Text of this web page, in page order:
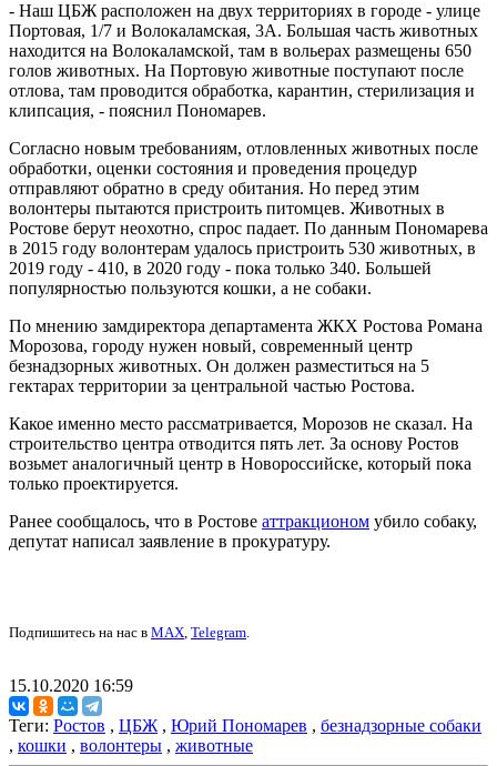
- Наш ЦБЖ расположен на двух территориях в городе - улице
Портовая, 1/7 и Волокаламская, 3А. Большая часть животных
находится на Волокаламской, там в вольерах размещены 650
голов животных. На Портовую животные поступают после
отлова, там проводится обработка, карантин, стерилизация и
клипсация, - пояснил Пономарев.
Согласно новым требованиям, отловленных животных после
обработки, оценки состояния и проведения процедур
отправляют обратно в среду обитания. Но перед этим
волонтеры пытаются пристроить питомцев. Животных в
Ростове берут неохотно, спрос падает. По данным Пономарева
в 2015 году волонтерам удалось пристроить 530 животных, в
2019 году - 410, в 2020 году - пока только 340. Большей
популярностью пользуются кошки, а не собаки.
По мнению замдиректора департамента ЖКХ Ростова Романа
Морозова, городу нужен новый, современный центр
безнадзорных животных. Он должен разместиться на 5
гектарах территории за центральной частью Ростова.
Какое именно место рассматривается, Морозов не сказал. На
строительство центра отводится пять лет. За основу Ростов
возьмет аналогичный центр в Новороссийске, который пока
только проектируется.
Ранее сообщалось, что в Ростове аттракционом убило собаку,
депутат написал заявление в прокуратуру.
Подпишитесь на нас в MAX, Telegram.
15.10.2020 16:59
Теги: Ростов , ЦБЖ , Юрий Пономарев , безнадзорные собаки
, кошки , волонтеры , животные